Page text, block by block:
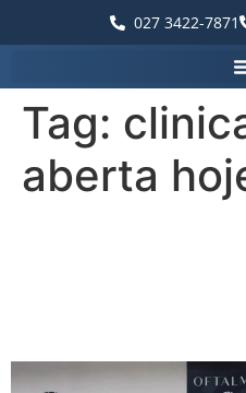
027 3422-7871
Tag:
aberta